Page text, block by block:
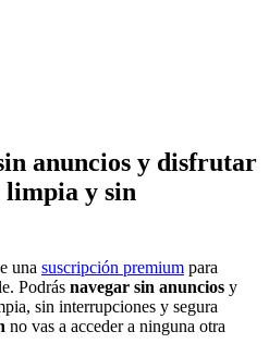
anuncios y disfrutar
limpia y sin
una suscripción premium para
Podrás navegar sin anuncios y
sin interrupciones y segura
no vas a acceder a ninguna otra